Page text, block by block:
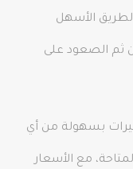
الأسهل
ثم الصعود على
بسهولة من أي
مع الأسعار